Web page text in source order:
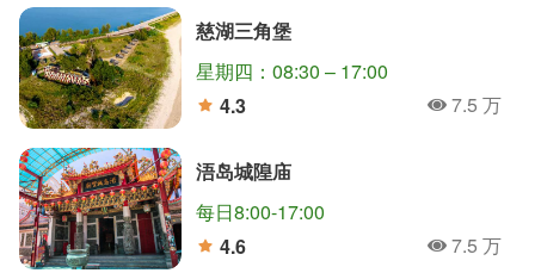
慈湖三角堡
星期四：08:30 – 17:00
4.3
人氣7.5 万
浯岛城隍庙
每日8:00-17:00
4.6
人氣7.5 万